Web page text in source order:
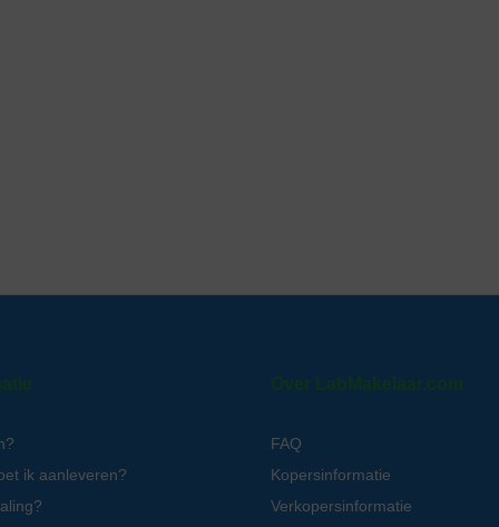
ik aanleveren?
Over LabMakelaar.com
FAQ
Kopersinformatie
Verkopersinformatie